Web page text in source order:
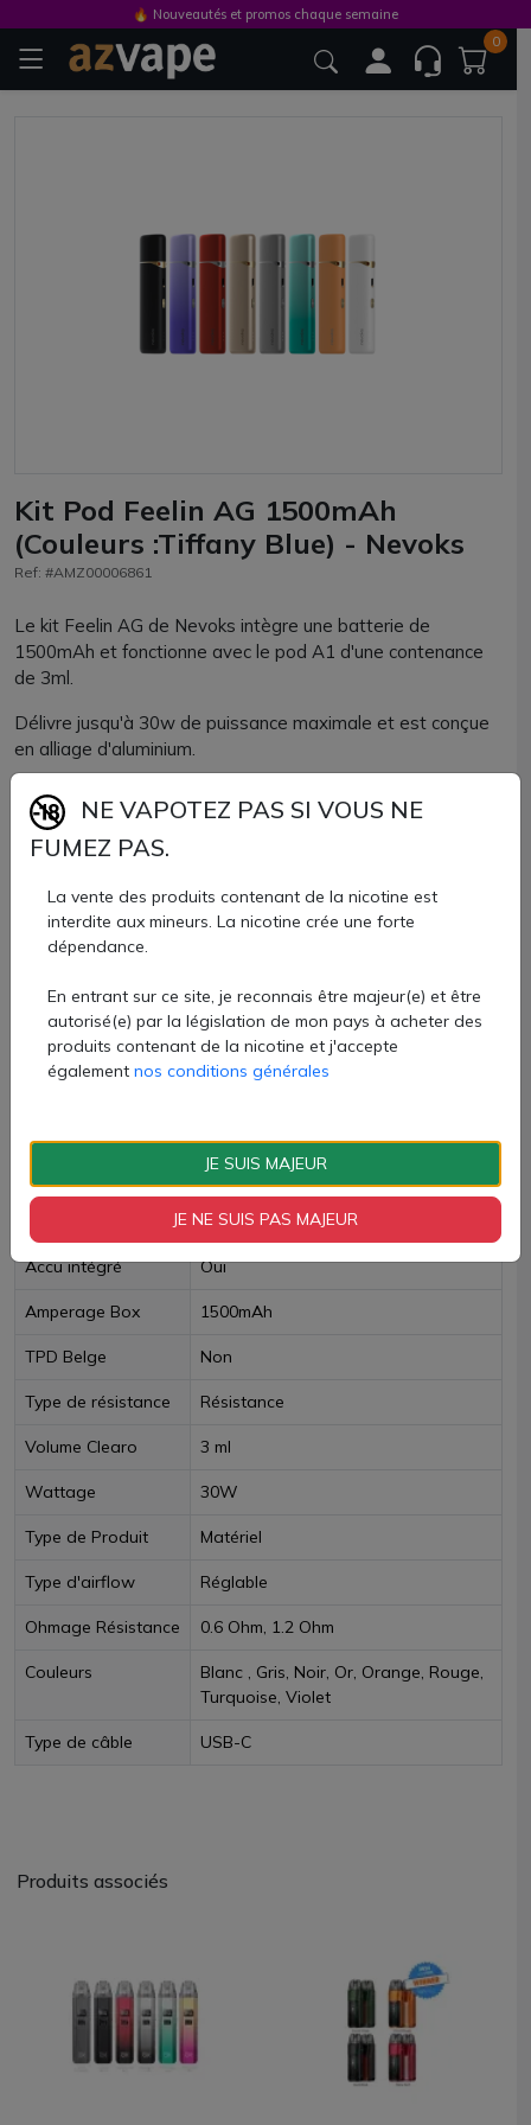
0
Kit Pod Feelin AG 1500mAh
(Couleurs :Tiffany Blue) - Nevoks
Ref: #AMZ00006861
Le kit Feelin AG de Nevoks intègre une batterie de
1500mAh et fonctionne avec le pod A1 d'une contenance
de 3ml.
Délivre jusqu'à 30w de puissance maximale et est conçue
en alliage d'aluminium.
Son pod A1 dispose d'une résistance pré-installée
proposée en 0.6 ou 1.2ohm et son réservoir se remplit
latéralement.
24,50 €
Quantité
AJOUTER À MON PANIER
Paiement 100% sécurisé
Fiche technique
Accu intégré Oui
Amperage Box 1500mAh
TPD Belge Non
Type de résistance Résistance
Volume Clearo 3 ml
Wattage 30W
Type de Produit Matériel
Type d'airflow Réglable
Ohmage Résistance 0.6 Ohm, 1.2 Ohm
Couleurs
Blanc , Gris, Noir, Or, Orange, Rouge,
Turquoise, Violet
Type de câble USB-C
Produits associés
🔥 Nouveautés et promos chaque semaine
NE VAPOTEZ PAS SI VOUS NE
FUMEZ PAS.
La vente des produits contenant de la nicotine est
interdite aux mineurs. La nicotine crée une forte
dépendance.
En entrant sur ce site, je reconnais être majeur(e) et être
autorisé(e) par la législation de mon pays à acheter des
produits contenant de la nicotine et j'accepte
également nos conditions générales
JE SUIS MAJEUR
JE NE SUIS PAS MAJEUR